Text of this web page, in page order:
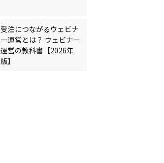
受注につながるウェビナ
ー運営とは？ ウェビナー
運営の教科書【2026年
版】